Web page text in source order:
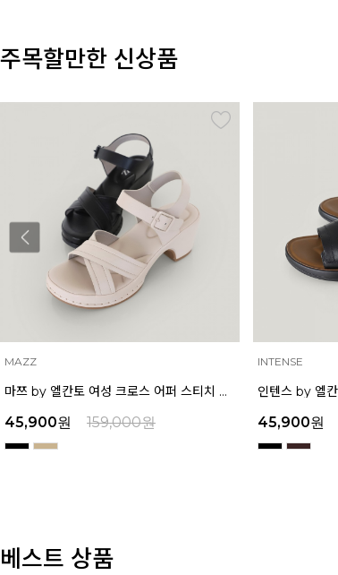
주목할만한 신상품
INTENSE
45,900원 159,000원
MAZZ
45,900원
베스트 상품